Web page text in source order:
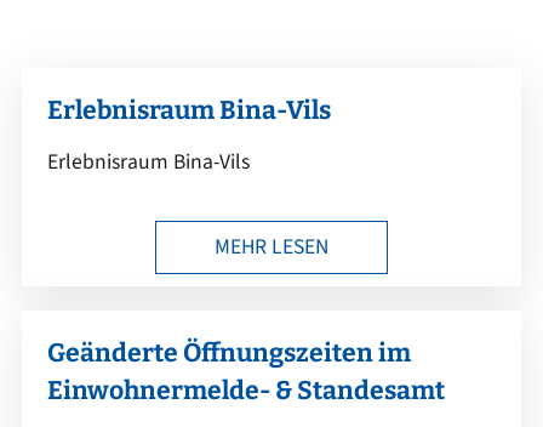
Erlebnisraum Bina-Vils
Erlebnisraum Bina-Vils
MEHR LESEN
Geänderte Öffnungszeiten im
Einwohnermelde- & Standesamt